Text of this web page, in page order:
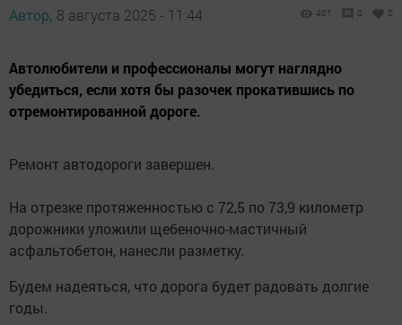
Автор, 8 августа 2025 - 11:44 401 0 0
Автолюбители и профессионалы могут наглядно
убедиться, если хотя бы разочек прокатившись по
отремонтированной дороге.
Ремонт автодороги завершен.
На отрезке протяженностью с 72,5 по 73,9 километр
дорожники уложили щебеночно-мастичный
асфальтобетон, нанесли разметку.
Будем надеяться, что дорога будет радовать долгие
годы.